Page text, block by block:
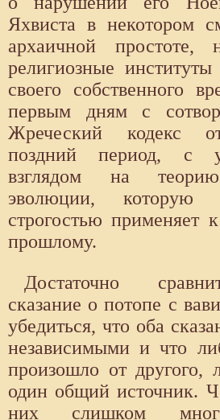
Яхвиста в некотором
архаичной простоте,
религиозные
своего собственного
первым дням с
Жреческий кодекс
поздний период, с
взглядом на
эволюции,
строгостью применяет
прошлому.
Достаточно
сказание о потопе с
убедиться, что оба
независимыми и что
произошло от другого,
один общий источник.
них слишком